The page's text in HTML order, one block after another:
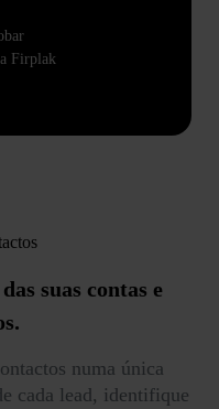
Firplak
das suas contas e
numa única
cada lead, identifique